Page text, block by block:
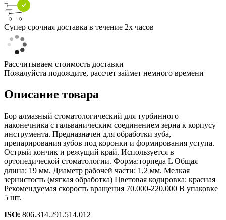
Супер срочная доставка в течение 2х часов
Рассчитываем стоимость доставки
Пожалуйста подождите, рассчет займет немного времени
Описание товара
Бор алмазный стоматологический для турбинного
наконечника с гальваническим соединением зерна к корпусу
инструмента. Предназначен для обработки зуба,
препарирования зубов под коронки и формирования уступа.
Острый кончик и режущий край. Используется в
ортопедической стоматологии. Форма:торпеда L Общая
длина: 19 мм. Диаметр рабочей части: 1,2 мм. Мелкая
зернистость (мягкая обработка) Цветовая кодировка: красная
Рекомендуемая скорость вращения 70.000-220.000 В упаковке
5 шт.
ISO: 806.314.291.514.012